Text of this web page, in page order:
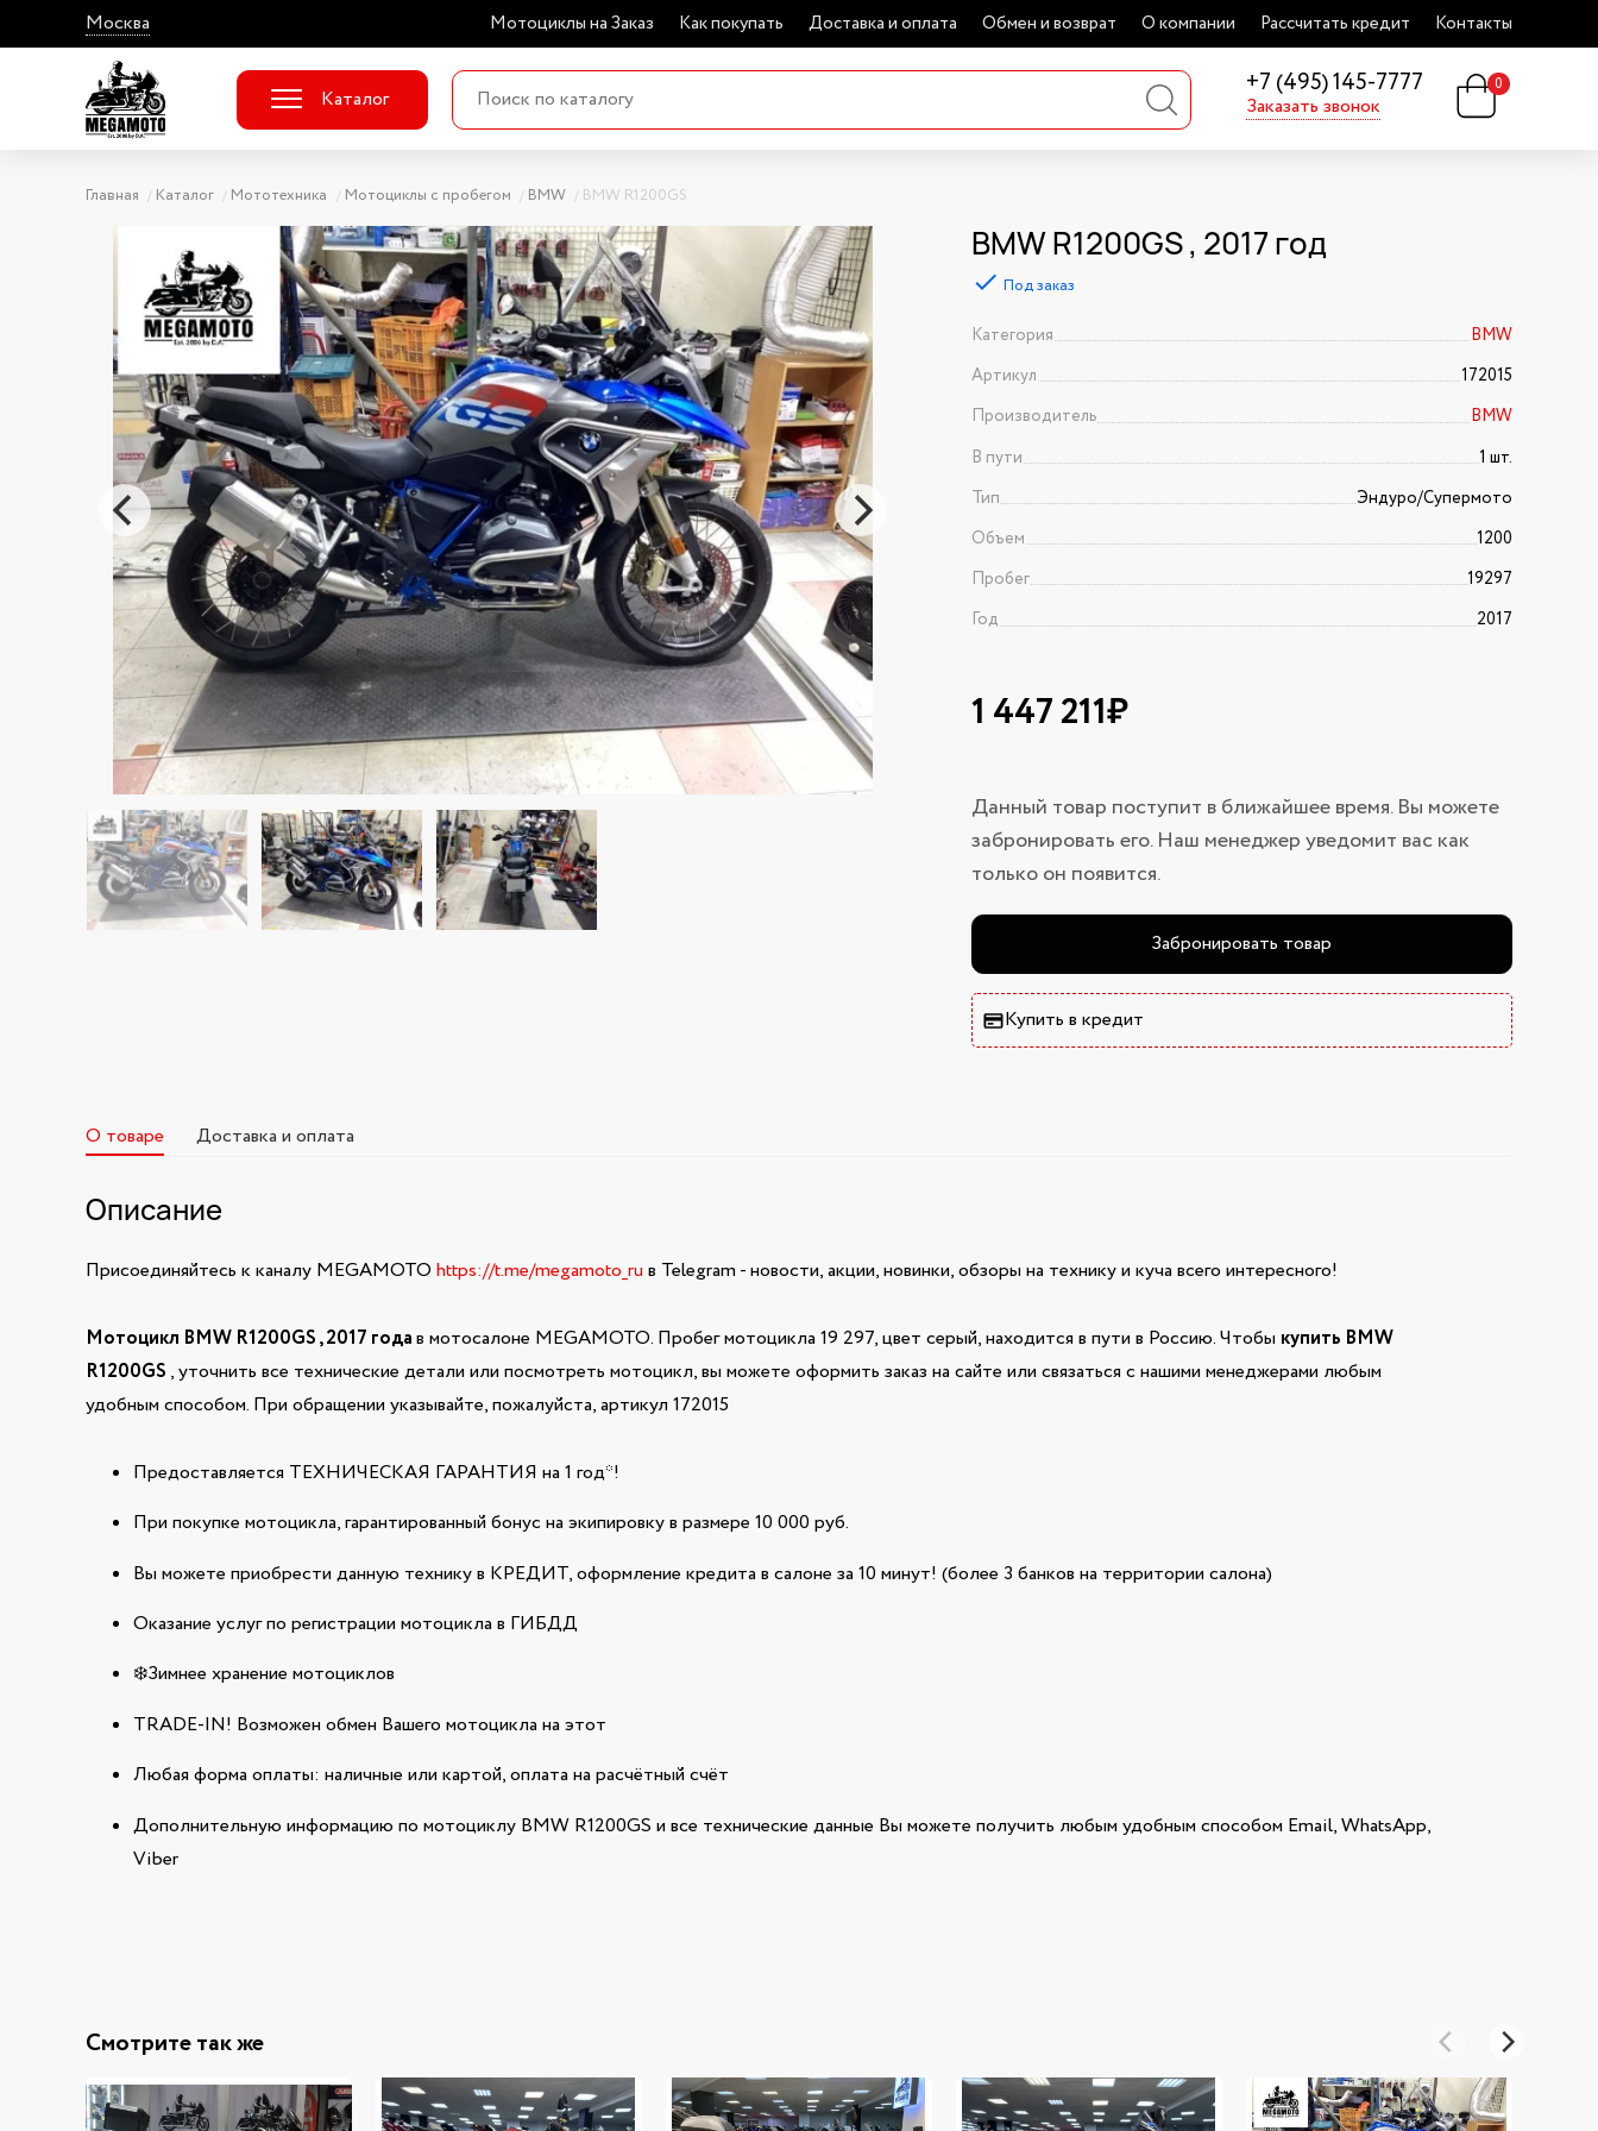
Москва Мотоциклы на Заказ Как покупать Доставка и оплата Обмен и возврат О компании Рассчитать кредит Контакты
+7 (495) 145-7777
Заказать звонок
Каталог
0
Главная Каталог Мототехника Мотоциклы с пробегом BMW BMW R1200GS
BMW R1200GS , 2017 год
Под заказ
Категория
BMW
Артикул
172015
Производитель
BMW
В пути
1 шт.
Тип
Эндуро/Супермото
Объем
1200
Пробег
19297
Год
2017
1 447 211₽
Данный товар поступит в ближайшее время. Вы можете
забронировать его. Наш менеджер уведомит вас как
только он появится.
Забронировать товар
Купить в кредит
О товаре Доставка и оплата
Описание
Присоединяйтесь к каналу MEGAMOTO https://t.me/megamoto_ru в Telegram - новости, акции, новинки, обзоры на технику и куча всего интересного!
Мотоцикл BMW R1200GS , 2017 годав мотосалоне MEGAMOTO. Пробег мотоцикла 19 297, цвет серый, находится в пути в Россию. Чтобы купить BMW
R1200GS , уточнить все технические детали или посмотреть мотоцикл, вы можете оформить заказ на сайте или связаться с нашими менеджерами любым
удобным способом. При обращении указывайте, пожалуйста, артикул 172015
Предоставляется ТЕХНИЧЕСКАЯ ГАРАНТИЯ на 1 год*!
При покупке мотоцикла, гарантированный бонус на экипировку в размере 10 000 руб.
Вы можете приобрести данную технику в КРЕДИТ, оформление кредита в салоне за 10 минут! (более 3 банков на территории салона)
Оказание услуг по регистрации мотоцикла в ГИБДД
❄️Зимнее хранение мотоциклов
TRADE-IN! Возможен обмен Вашего мотоцикла на этот
Любая форма оплаты: наличные или картой, оплата на расчётный счёт
Дополнительную информацию по мотоциклу BMW R1200GS и все технические данные Вы можете получить любым удобным способом Email, WhatsApp,
Viber
Смотрите так же